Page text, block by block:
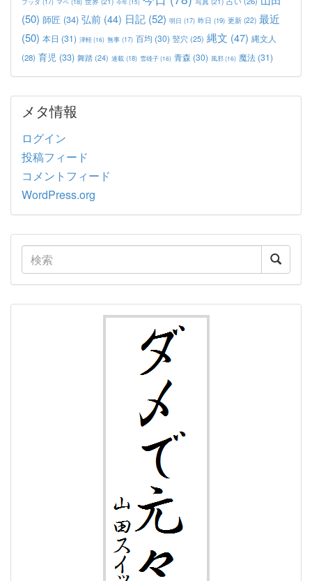
今年(15)
(50) 師匠 (34) 弘前 (44) 日記 (52) 明日 (17) 昨日 (19) 更新 (22) 最近
(50) 本日 (31) 津軽(16) 無事 (17) 百均 (30) 竪穴 (25) 縄文 (47) 縄文人
(28) 育児 (33) 舞踏 (24) 連載 (18) 雪雄子(16) 青森 (30) 風邪(16) 魔法 (31)
メタ情報
ログイン
投稿フィード
コメントフィード
WordPress.org